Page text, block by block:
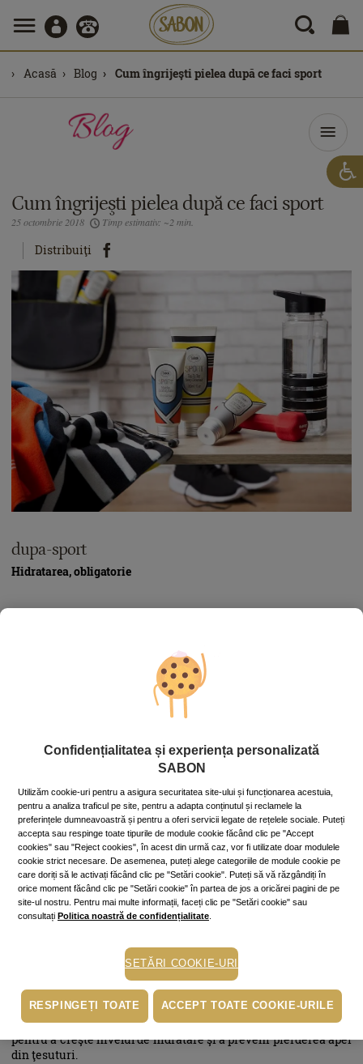
Acasă Blog Cum îngrijeşti pielea după ce faci sport
Cum îngrijeşti pielea după ce faci sport
25 octombrie 2018 Timp estimativ: ~2 min.
Distribuiţi
dupa-sport
Hidratarea, obligatorie
menținem hidratarea corpului și implicit a pielii consumând
2-2,5 litri de apă zilnic. După fiecare antrenament, spală-te cu
apă nu foarte fierbinte și răsfață-ți corpul cu un
conferă pielii hidratarea și catifelarea de care are nevoie.
Completează răfățul prin aplicarea unui unt de corp puternic
de la Sabon, bogat în acizi graşi esenţiali şi în vitaminele
Prevenirea iritațiilor și ridurilor
Transpirația e bună, prin ea eliminăm toxine, dar tot ea poate
duce la iritarea pielii după sport, în special dacă avem o piele
sensibilă, predispusă iritațiilor și acneei. Nu uita, în primul
rând, ca în timpul antrenamentului să folosești un
produsdestinat tenului sensibil este o minune!
Și pentru că tenul persoanelor care fac antrenamente intense
și pierd în greutate este predispus ridării premature, cremele
antiîmbătrânire nu trebuie să-ți lipsească din setul de
cosmetice. Îți propunem cremele de noapte și zi dingama Anti
Ageingde la Sabon, care repară şi întăresc structura celulară,
pentru a creşte nivelul de hidratare şi a preveni pierderea apei
din ţesuturi.
Confidențialitatea și experiența personalizată
SABON
Utilizăm cookie-uri pentru a asigura securitatea site-ului și funcționarea acestuia,
pentru a analiza traficul pe site, pentru a adapta conținutul și reclamele la
preferințele dumneavoastră și pentru a oferi servicii legate de rețelele sociale. Puteți
accepta sau respinge toate tipurile de module cookie făcând clic pe "Accept
cookies" sau "Reject cookies", în acest din urmă caz, vor fi utilizate doar modulele
cookie strict necesare. De asemenea, puteți alege categoriile de module cookie pe
care doriți să le activați făcând clic pe "Setări cookie". Puteți să vă răzgândiți în
orice moment făcând clic pe "Setări cookie" în partea de jos a oricărei pagini de pe
site-ul nostru. Pentru mai multe informații, faceți clic pe "Setări cookie" sau
consultați Politica noastră de confidențialitate
SETĂRI COOKIE-URI
RESPINGEȚI TOATE ACCEPT TOATE COOKIE-URILE